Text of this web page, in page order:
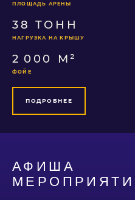
ПЛОЩАДЬ АРЕНЫ
38 ТОНН
НАГРУЗКА НА КРЫШУ
2 000 М²
ФОЙЕ
ПОДРОБНЕЕ
АФИША